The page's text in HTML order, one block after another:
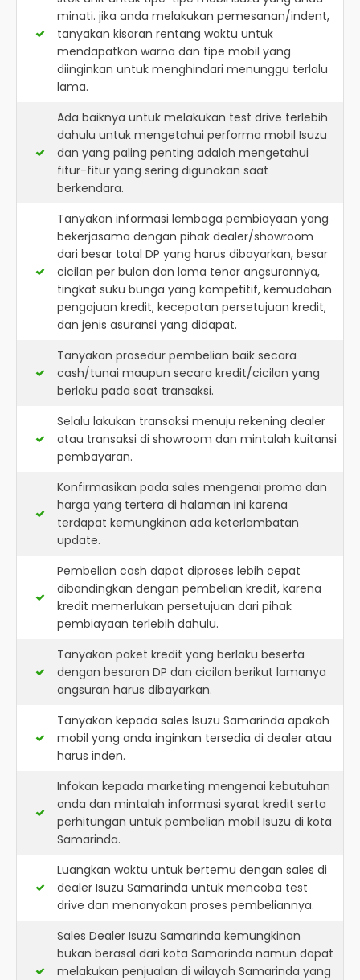
minati. jika anda melakukan pemesanan/indent,
tanyakan kisaran rentang waktu untuk
mendapatkan warna dan tipe mobil yang
diinginkan untuk menghindari menunggu terlalu
lama.
Ada baiknya untuk melakukan test drive terlebih
dahulu untuk mengetahui performa mobil Isuzu
dan yang paling penting adalah mengetahui
fitur-fitur yang sering digunakan saat
berkendara.
Tanyakan informasi lembaga pembiayaan yang
bekerjasama dengan pihak dealer/showroom
dari besar total DP yang harus dibayarkan, besar
cicilan per bulan dan lama tenor angsurannya,
tingkat suku bunga yang kompetitif, kemudahan
pengajuan kredit, kecepatan persetujuan kredit,
dan jenis asuransi yang didapat.
Tanyakan prosedur pembelian baik secara
cash/tunai maupun secara kredit/cicilan yang
berlaku pada saat transaksi.
Selalu lakukan transaksi menuju rekening dealer
atau transaksi di showroom dan mintalah kuitansi
pembayaran.
Konfirmasikan pada sales mengenai promo dan
harga yang tertera di halaman ini karena
terdapat kemungkinan ada keterlambatan
update.
Pembelian cash dapat diproses lebih cepat
dibandingkan dengan pembelian kredit, karena
kredit memerlukan persetujuan dari pihak
pembiayaan terlebih dahulu.
Tanyakan paket kredit yang berlaku beserta
dengan besaran DP dan cicilan berikut lamanya
angsuran harus dibayarkan.
Tanyakan kepada sales Isuzu Samarinda apakah
mobil yang anda inginkan tersedia di dealer atau
harus inden.
Infokan kepada marketing mengenai kebutuhan
anda dan mintalah informasi syarat kredit serta
perhitungan untuk pembelian mobil Isuzu di kota
Samarinda.
Luangkan waktu untuk bertemu dengan sales di
dealer Isuzu Samarinda untuk mencoba test
drive dan menanyakan proses pembeliannya.
Sales Dealer Isuzu Samarinda kemungkinan
bukan berasal dari kota Samarinda namun dapat
melakukan penjualan di wilayah Samarinda yang